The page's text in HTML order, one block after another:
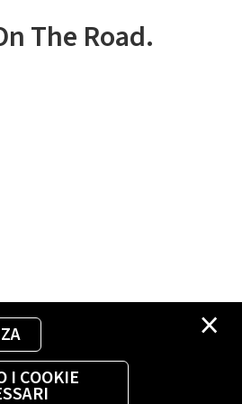
×
I COOKIE
The Road.